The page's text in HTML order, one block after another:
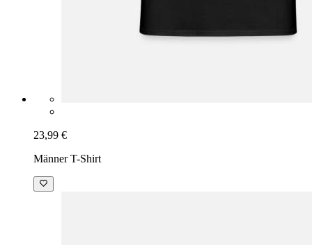
23,99 €
Männer T-Shirt